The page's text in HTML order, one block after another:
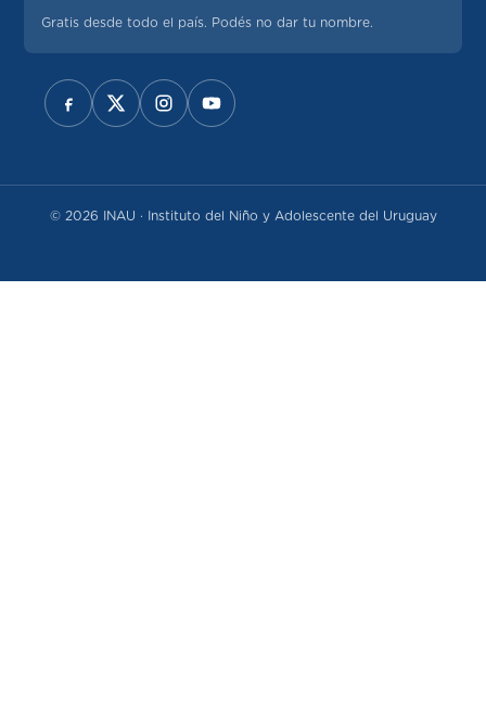
Gratis desde todo el país. Podés no dar tu nombre.
REDES SOCIALES
© 2026 INAU · Instituto del Niño y Adolescente del Uruguay